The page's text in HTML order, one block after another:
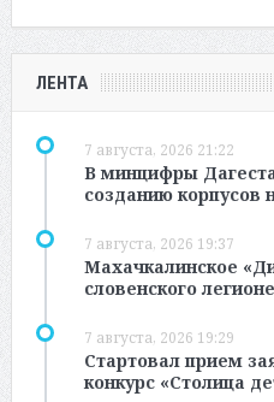
ЛЕНТА
7 августа, 2026 21:22
В минцифры
созданию корпусов
7 августа, 2026 19:37
Махачкалинское
словенского
7 августа, 2026 19:29
Стартовал прием
конкурс «Столица